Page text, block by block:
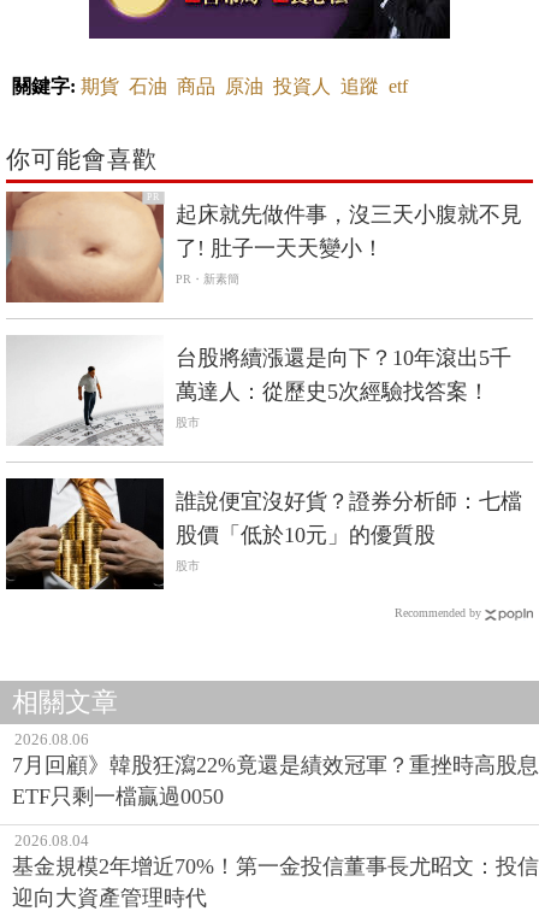
關鍵字: 期貨 石油 商品 原油 投資人 追蹤 etf
你可能會喜歡
PR
起床就先做件事，沒三天小腹就不見
了! 肚子一天天變小！
PR・新素簡
台股將續漲還是向下？10年滾出5千
萬達人：從歷史5次經驗找答案！
股市
誰說便宜沒好貨？證券分析師：七檔
股價「低於10元」的優質股
股市
Recommended by
相關文章
2026.08.06
7月回顧》韓股狂瀉22%竟還是績效冠軍？重挫時高股息
ETF只剩一檔贏過0050
2026.08.04
基金規模2年增近70%！第一金投信董事長尤昭文：投信
迎向大資產管理時代